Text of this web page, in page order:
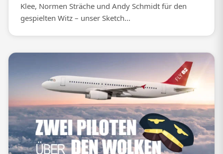
Klee, Normen Sträche und Andy Schmidt für den
gespielten Witz – unser Sketch...